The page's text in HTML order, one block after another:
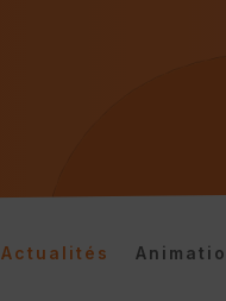
Actualités